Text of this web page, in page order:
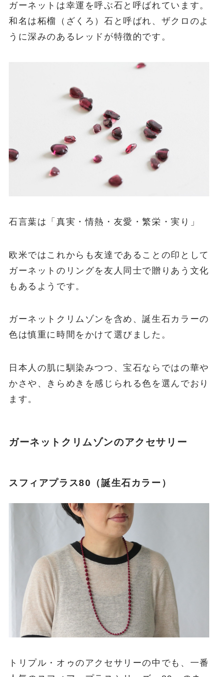
ガーネットは幸運を呼ぶ石と呼ばれています。
和名は柘榴（ざくろ）石と呼ばれ、ザクロのよ
うに深みのあるレッドが特徴的です。
石言葉は「真実・情熱・友愛・繁栄・実り」
欧米ではこれからも友達であることの印として
ガーネットのリングを友人同士で贈りあう文化
もあるようです。
ガーネットクリムゾンを含め、誕生石カラーの
色は慎重に時間をかけて選びました。
日本人の肌に馴染みつつ、宝石ならではの華や
かさや、きらめきを感じられる色を選んでおり
ます。
ガーネットクリムゾンのアクセサリー
スフィアプラス80（誕生石カラー）
トリプル・オゥのアクセサリーの中でも、一番